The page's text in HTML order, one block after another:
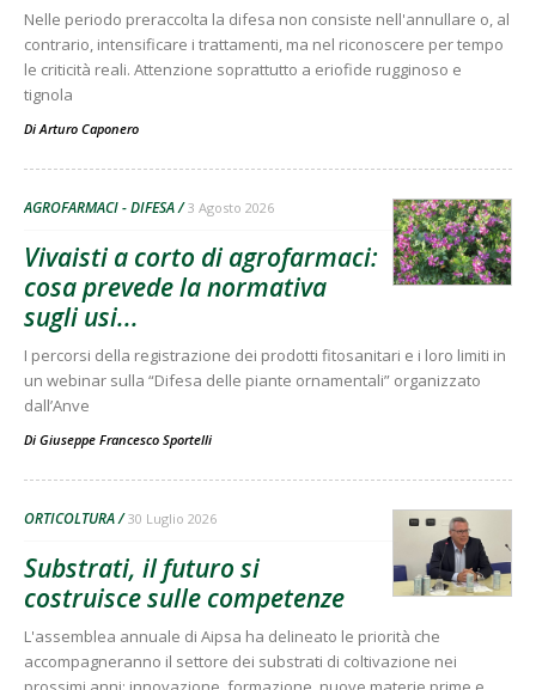
Nelle periodo preraccolta la difesa non consiste nell'annullare o, al
contrario, intensificare i trattamenti, ma nel riconoscere per tempo
le criticità reali. Attenzione soprattutto a eriofide rugginoso e
tignola
DiArturo Caponero
AGROFARMACI - DIFESA 3 Agosto 2026
Vivaisti a corto di agrofarmaci:
cosa prevede la normativa
sugli usi...
I percorsi della registrazione dei prodotti fitosanitari e i loro limiti in
un webinar sulla “Difesa delle piante ornamentali” organizzato
dall’Anve
Di Giuseppe Francesco Sportelli
ORTICOLTURA 30 Luglio 2026
Substrati, il futuro si
costruisce sulle competenze
L'assemblea annuale di Aipsa ha delineato le priorità che
accompagneranno il settore dei substrati di coltivazione nei